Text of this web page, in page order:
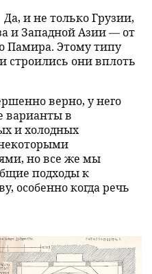
Да, и не только Грузии,
и Западной Азии — от
Памира. Этому типу
строились они вплоть
верно, у него
варианты в
и холодных
но все же мы
подходы к
особенно когда речь